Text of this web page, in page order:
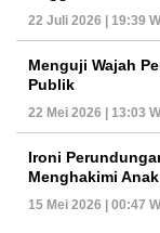
22 Juli 2026 | 19:39
Menguji Wajah
Publik
22 Mei 2026 | 13:03
Ironi
Menghakimi
15 Mei 2026 | 00:47